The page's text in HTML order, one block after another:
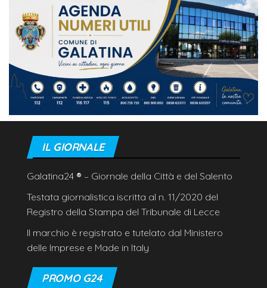
IL GIORNALE
Galatina24 ® – Giornale della Città e del Salento
Testata giornalistica iscritta al n. 11/2020 del
Registro della Stampa del Tribunale di Lecce
Il marchio è registrato e tutelato dal Ministero
delle Imprese e Made in Italy
PROMO G24